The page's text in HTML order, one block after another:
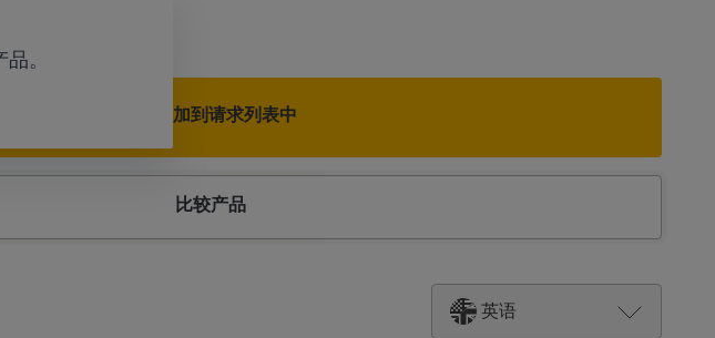
添加到请求列表中
比较产品
。
英语